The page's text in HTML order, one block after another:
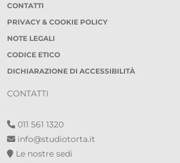
CONTATTI
PRIVACY & COOKIE POLICY
NOTE LEGALI
CODICE ETICO
DICHIARAZIONE DI ACCESSIBILITÀ
CONTATTI
011 561 1320
info@studiotorta.it
Le nostre sedi